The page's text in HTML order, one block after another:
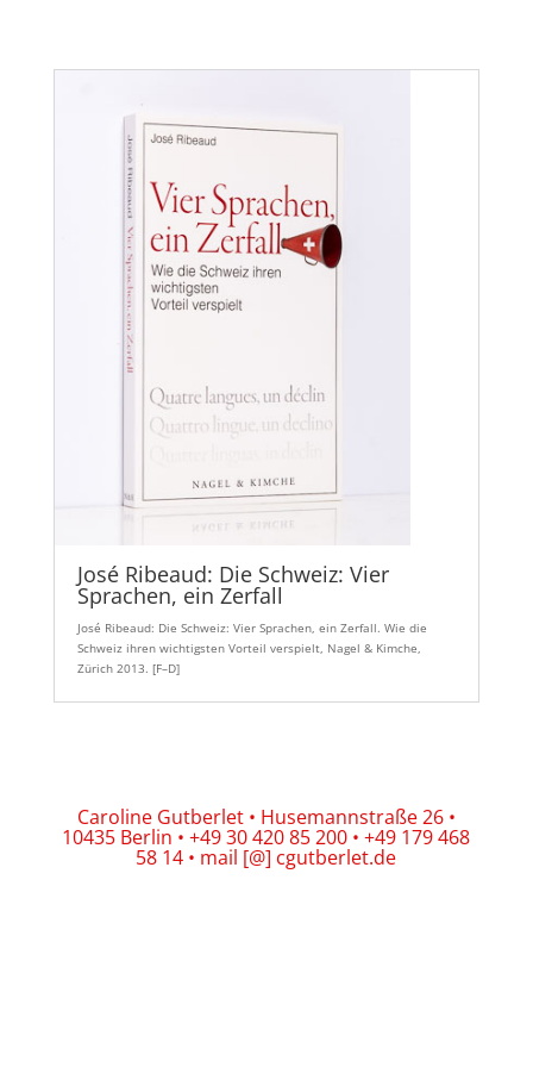
José Ribeaud: Die Schweiz: Vier
Sprachen, ein Zerfall
José Ribeaud: Die Schweiz: Vier Sprachen, ein Zerfall. Wie die
Schweiz ihren wichtigsten Vorteil verspielt, Nagel & Kimche,
Zürich 2013. [F–D]
Caroline Gutberlet • Husemannstraße 26 •
10435 Berlin • +49 30 420 85 200 • +49 179 468
58 14 • mail [@] cgutberlet.de